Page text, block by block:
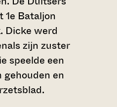
1e Bataljon
Dicke werd
zijn zuster
speelde een
gehouden en